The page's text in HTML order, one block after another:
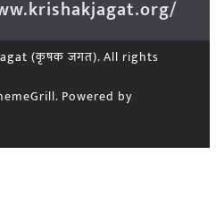
(कृषक जगत). All rights
Powered by